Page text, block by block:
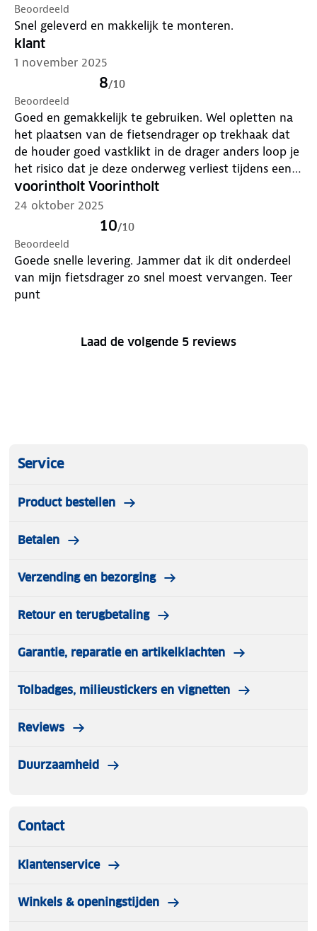
Beoordeeld
Snel geleverd en makkelijk te monteren.
klant
1 november 2025
8/10
Beoordeeld
Goed en gemakkelijk te gebruiken. Wel opletten na
het plaatsen van de fietsendrager op trekhaak dat
de houder goed vastklikt in de drager anders loop je
het risico dat je deze onderweg verliest tijdens een
autorit.
voorintholt Voorintholt
24 oktober 2025
10/10
Beoordeeld
Goede snelle levering. Jammer dat ik dit onderdeel
van mijn fietsdrager zo snel moest vervangen. Teer
punt
Laad de volgende 5 reviews
Service
Product bestellen
Betalen
Verzending en bezorging
Retour en terugbetaling
Garantie, reparatie en artikelklachten
Tolbadges, milieustickers en vignetten
Reviews
Duurzaamheid
Contact
Klantenservice
Winkels & openingstijden